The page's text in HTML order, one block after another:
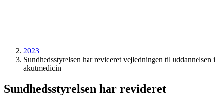
2023
Sundhedsstyrelsen har revideret vejledningen til uddannelsen i
akutmedicin
Sundhedsstyrelsen har revideret